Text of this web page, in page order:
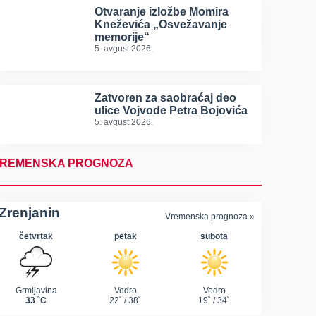
Otvaranje izložbe Momira
Kneževića „Osvežavanje
memorije“
5. avgust 2026.
Zatvoren za saobraćaj deo
ulice Vojvode Petra Bojovića
5. avgust 2026.
PROGNOZA